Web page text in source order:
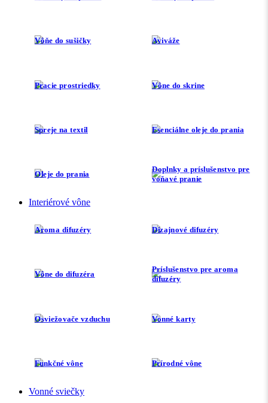
Vôňe do sušičky Aviváže
Pracie prostriedky Vône do skrine
Spreje na textil Esenciálne oleje do prania
Oleje do prania
Doplnky a príslušenstvo pre
voňavé pranie
Interiérové vône
Aroma difuzéry Dizajnové difuzéry
Vône do difuzéra
Príslušenstvo pre aroma
difuzéry
Osviežovače vzduchu Vonné karty
Funkčné vône Prírodné vône
Vonné sviečky